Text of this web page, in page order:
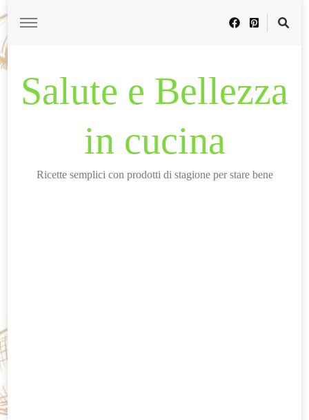
Salute e Bellezza
in cucina
Ricette semplici con prodotti di stagione per stare bene